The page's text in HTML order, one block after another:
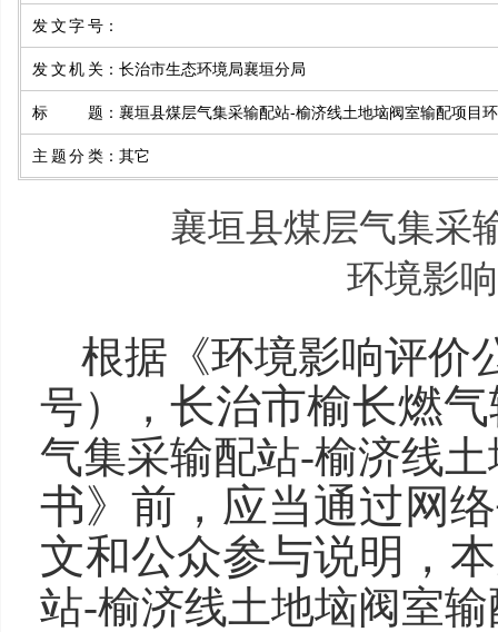
发文字号 ：
发文机关 ： 长治市生态环境局襄垣分局
标题 ： 襄垣县煤层气集采输配站-榆济线土地垴阀室输配项目
主题分类 ： 其它
襄垣县煤层气集采
环境影
根据《环境影响评价
号）， 长治市榆长燃
气集采输配站-榆济线
书》前，应当通过网
文和公众参与说明，
站-榆济线土地垴阀室